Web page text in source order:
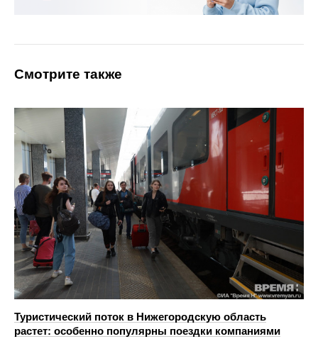
Смотрите также
Туристический поток в Нижегородскую область
растет: особенно популярны поездки компаниями